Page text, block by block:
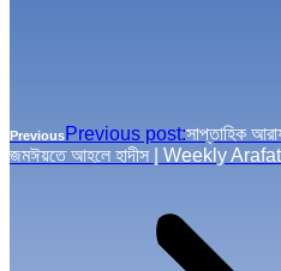
PreviousPrevious post:সাপ্তাহিক
জমঈয়তে আহলে হাদীস | Weekly